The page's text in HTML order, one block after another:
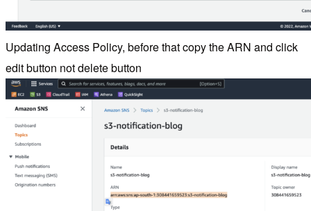
Updating Access Policy, before that copy the ARN and click
edit button not delete button